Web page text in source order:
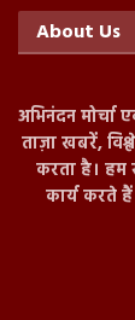
About Us
अभिनंदन मोर्चा
ताज़ा खबरें,
करता है। हम
कार्य करते